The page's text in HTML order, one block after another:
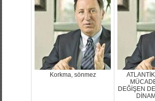
Korkma, sönmez
DEĞİŞEN